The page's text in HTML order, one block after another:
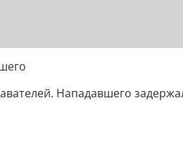
Нападавшего